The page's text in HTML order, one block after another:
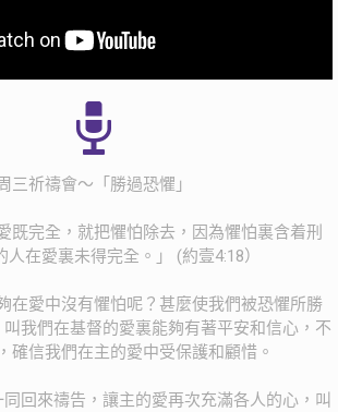
三祈禱會～「勝過恐懼」
既完全，就把懼怕除去，因為懼怕裏含着刑
人在愛裏未得完全。」 (約壹4:18）
在愛中沒有懼怕呢？甚麼使我們被恐懼所勝
我們在基督的愛裏能夠有著平安和信心，不
確信我們在主的愛中受保護和顧惜。
回來禱告，讓主的愛再次充滿各人的心，叫